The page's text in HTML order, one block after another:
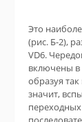
Это
(рис. Б-2),
VD6.
включены в
образуя
значит,